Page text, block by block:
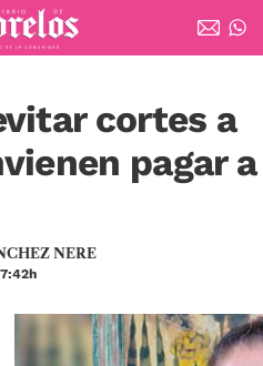
cortes a
pagar a
NERE